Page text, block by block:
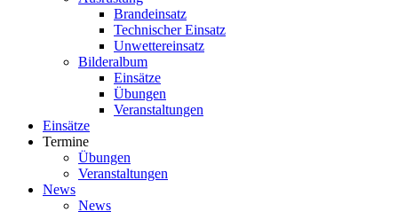
Brandeinsatz
Technischer Einsatz
Unwettereinsatz
Bilderalbum
Einsätze
Übungen
Veranstaltungen
Einsätze
Termine
Übungen
Veranstaltungen
News
News